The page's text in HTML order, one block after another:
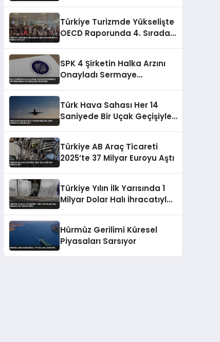
Türkiye Turizmde Yükselişte
OECD Raporunda 4. Sırada
SPK 4 Şirketin Halka Arzını
Onayladı Sermaye
Türk Hava Sahası Her 14
Saniyede Bir Uçak Geçişiyle
Türkiye AB Araç Ticareti
2025’te 37 Milyar Euroyu Aştı
Türkiye Yılın İlk Yarısında 1
Milyar Dolar Halı İhracatıyla
Hürmüz Gerilimi Küresel
Piyasaları Sarsıyor